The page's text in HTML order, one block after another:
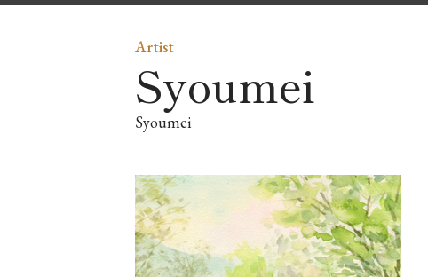
Artist
Syoumei
Syoumei